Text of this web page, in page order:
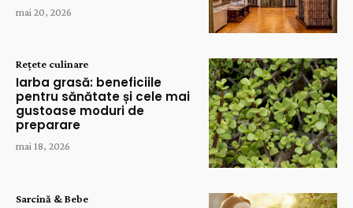
mai 20, 2026
Rețete culinare
Iarba grasă: beneficiile
pentru sănătate și cele mai
gustoase moduri de
preparare
mai 18, 2026
Sarcină & Bebe